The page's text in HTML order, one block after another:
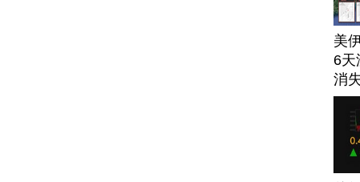
美
6天
消